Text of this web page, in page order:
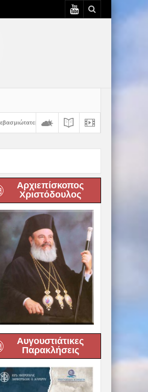
Δημητριάδος Ιγνάτιος: «Ο Χριστός μάς έδειξε το
Αρχιεπίσκοπος
Χριστόδουλος
Αυγουστιάτικες
Παρακλήσεις